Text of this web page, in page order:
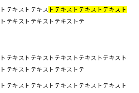
テキストテキス トテキストテキストテキスト
テキストテキストテキストテ
テキストテキストテキストテキストテキスト
テキストテキストテキストテ
テキストテキストテキストテキストテキスト